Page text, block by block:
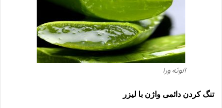
آلوئه ورا
تنگ کردن دائمی واژن با لیزر